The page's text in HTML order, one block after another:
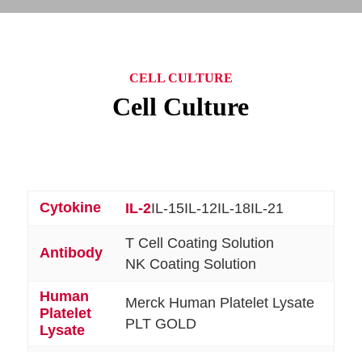
CELL CULTURE
Cell Culture
Cytokine IL-2IL-15IL-12IL-18IL-21
Antibody
T Cell Coating Solution
NK Coating Solution
Human
Platelet
Lysate
Merck Human Platelet Lysate
PLT GOLD